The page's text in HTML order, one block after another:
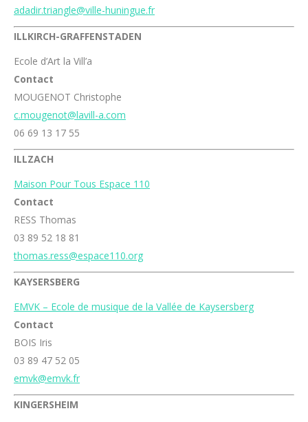
adadir.triangle@ville-huningue.fr
ILLKIRCH-GRAFFENSTADEN
Ecole d’Art la Vill’a
Contact
MOUGENOT Christophe
c.mougenot@lavill-a.com
06 69 13 17 55
ILLZACH
Maison Pour Tous Espace 110
Contact
RESS Thomas
03 89 52 18 81
thomas.ress@espace110.org
KAYSERSBERG
EMVK – Ecole de musique de la Vallée de Kaysersberg
Contact
BOIS Iris
03 89 47 52 05
emvk@emvk.fr
KINGERSHEIM